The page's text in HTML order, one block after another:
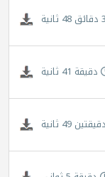
دقيقة 41 ثانية
49 ثانية